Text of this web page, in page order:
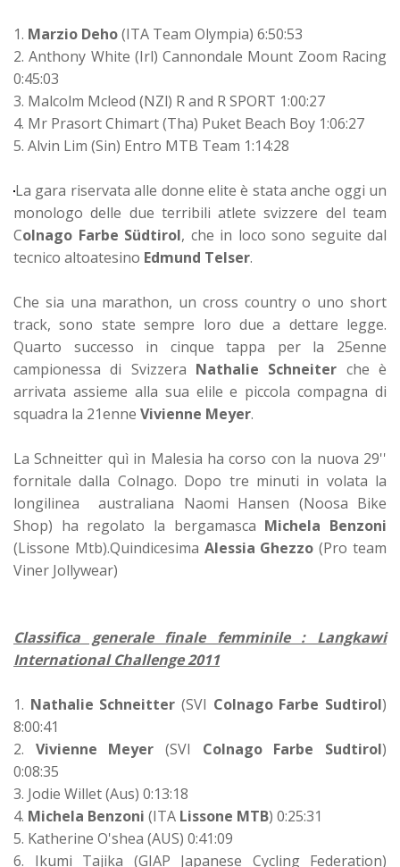
1. Marzio Deho(ITA Team Olympia) 6:50:53
2. Anthony White (Irl) Cannondale Mount Zoom Racing
0:45:03
3. Malcolm Mcleod (NZl) R and R SPORT 1:00:27
4. Mr Prasort Chimart (Tha) Puket Beach Boy 1:06:27
5. Alvin Lim (Sin) Entro MTB Team 1:14:28
La gara riservata alle donne elite è stata anche oggi un
monologo delle due terribili atlete svizzere del team
Colnago Farbe Südtirol, che in loco sono seguite dal
tecnico altoatesino Edmund Telser.
Che sia una marathon, un cross country o uno short
track, sono state sempre loro due a dettare legge.
Quarto successo in cinque tappa per la 25enne
campionessa di Svizzera Nathalie Schneiter che è
arrivata assieme alla sua elile e piccola compagna di
squadra la 21enne Vivienne Meyer.
La Schneitter quì in Malesia ha corso con la nuova 29''
fornitale dalla Colnago. Dopo tre minuti in volata la
longilinea australiana Naomi Hansen (Noosa Bike
Shop) ha regolato la bergamasca Michela Benzoni
(Lissone Mtb).Quindicesima Alessia Ghezzo (Pro team
Viner Jollywear)
Classifica generale finale femminile : Langkawi
International Challenge 2011
1. Nathalie Schneitter (SVI Colnago Farbe Sudtirol)
8:00:41
2. Vivienne Meyer(SVI Colnago Farbe Sudtirol)
0:08:35
3. Jodie Willet (Aus) 0:13:18
4. Michela Benzoni (ITA Lissone MTB) 0:25:31
5. Katherine O'shea (AUS) 0:41:09
6. Ikumi Tajika (GIAP Japanese Cycling Federation)